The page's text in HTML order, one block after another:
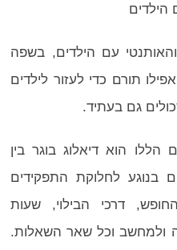
הילדים
עם הילדים, בשפה
תורם כדי לעזור לילדים
גם בעתיד.
הוא דיאלוג בוגר בין
בנוגע לחלוקת התפקידים
דרכי הבילוי, שעות
ולמחשב וכל שאר השאלות.